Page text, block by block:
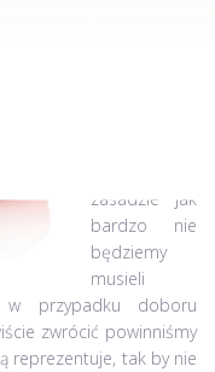
zasadzie jak
bardzo nie
będziemy
musieli
przypadku doboru
zwrócić powinniśmy
reprezentuje, tak by nie